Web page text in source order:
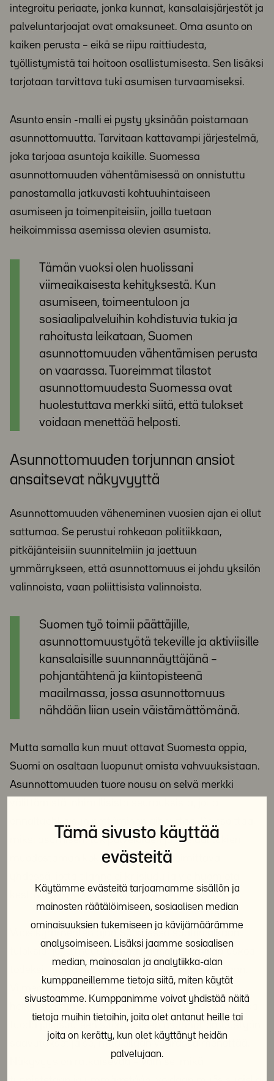
Tämä sivusto käyttää
evästeitä
Käytämme evästeitä tarjoamamme sisällön ja
mainosten räätälöimiseen, sosiaalisen median
ominaisuuksien tukemiseen ja kävijämäärämme
analysoimiseen. Lisäksi jaamme sosiaalisen
median, mainosalan ja analytiikka-alan
kumppaneillemme tietoja siitä, miten käytät
sivustoamme. Kumppanimme voivat yhdistää näitä
tietoja muihin tietoihin, joita olet antanut heille tai
joita on kerätty, kun olet käyttänyt heidän
palvelujaan.
integroitu periaate, jonka kunnat, kansalaisjärjestöt ja
palveluntarjoajat ovat omaksuneet. Oma asunto on
kaiken perusta – eikä se riipu raittiudesta,
työllistymistä tai hoitoon osallistumisesta. Sen lisäksi
tarjotaan tarvittava tuki asumisen turvaamiseksi.
Asunto ensin -malli ei pysty yksinään poistamaan
asunnottomuutta. Tarvitaan kattavampi järjestelmä,
joka tarjoaa asuntoja kaikille. Suomessa
asunnottomuuden vähentämisessä on onnistuttu
panostamalla jatkuvasti kohtuuhintaiseen
asumiseen ja toimenpiteisiin, joilla tuetaan
heikoimmissa asemissa olevien asumista.
Tämän vuoksi olen huolissani
viimeaikaisesta kehityksestä. Kun
asumiseen, toimeentuloon ja
sosiaalipalveluihin kohdistuvia tukia ja
rahoitusta leikataan, Suomen
asunnottomuuden vähentämisen perusta
on vaarassa. Tuoreimmat tilastot
asunnottomuudesta Suomessa ovat
huolestuttava merkki siitä, että tulokset
voidaan menettää helposti.
Asunnottomuuden torjunnan ansiot
ansaitsevat näkyvyyttä
Asunnottomuuden väheneminen vuosien ajan ei ollut
sattumaa. Se perustui rohkeaan politiikkaan,
pitkäjänteisiin suunnitelmiin ja jaettuun
ymmärrykseen, että asunnottomuus ei johdu yksilön
valinnoista, vaan poliittisista valinnoista.
Suomen työ toimii päättäjille,
asunnottomuustyötä tekeville ja aktiviisille
kansalaisille suunnannäyttäjänä –
pohjantähtenä ja kiintopisteenä
maailmassa, jossa asunnottomuus
nähdään liian usein väistämättömänä.
Mutta samalla kun muut ottavat Suomesta oppia,
Suomi on osaltaan luopunut omista vahvuuksistaan.
Asunnottomuuden tuore nousu on selvä merkki
miksi asumisen, tukipalveluiden ja sosiaalitukien
muodostaman kokonaisuuden on toimittava
kestäviltä ratkaisuilta.
Vuosikymmenten ajan Suomessa saatiin aikaan
tuloksia, joita muualla maailmassa on vaikea uskoa
todeksi. Mutta nyt maa on saapunut taitekohtaan.
Viimeaikaiset poliittiset päätökset uhkaavat
heikentää tämän menestyksen perustuksia. On aika
tuoda julkisuuteen suomalaisen asunnottomuustyön
saavutukset ja se, mitä ollaan vaarassa menettää.
Näkyvyys on ratkaisevaa – vain se, mikä